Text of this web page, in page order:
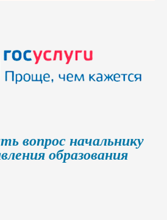
вопрос начальнику
образования